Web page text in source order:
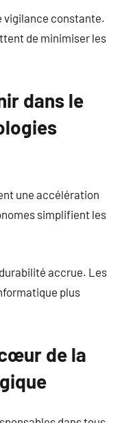
vigilance constante.
de minimiser les
dans le
une accélération
simplifient les
accrue. Les
plus
de la